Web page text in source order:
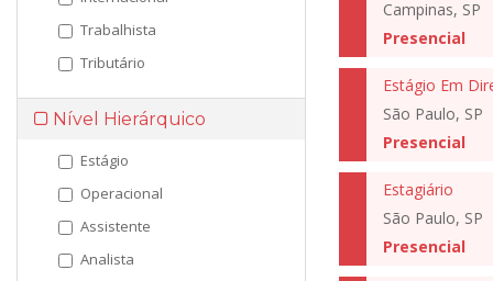
Trabalhista
Tributário
Nível Hierárquico
Estágio
Operacional
Assistente
Analista
Campinas, SP
Presencial
Estágio Em
São Paulo, SP
Presencial
Estagiário
São Paulo, SP
Presencial